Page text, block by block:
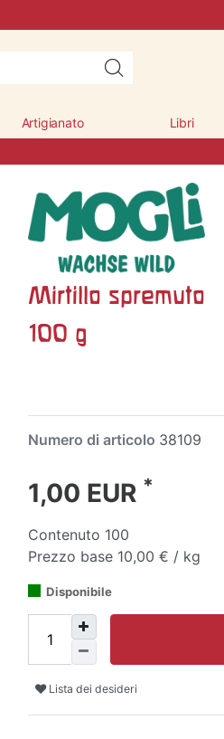
Artigianato Libri
Mirtillo spremuto
100 g
Numero di articolo 38109
1,00 EUR *
Contenuto 100
Prezzo base 10,00 € / kg
Disponibile
Lista dei desideri